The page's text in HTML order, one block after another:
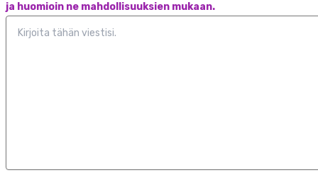
ja huomioin ne mahdollisuuksien mukaan.